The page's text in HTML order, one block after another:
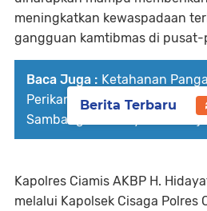
meningkatkan kewaspadaan
gangguan kamtibmas di
Baca Juga : Ketahanan
Perikanan, Bhabinkamtibmas
Sambangi Budidaya Ikan
Kapolres Ciamis AKBP H.
melalui Kapolsek Cisaga Polres
Berita Terbaru